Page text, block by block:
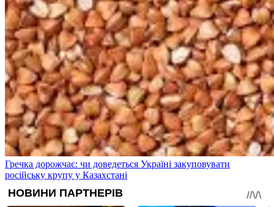
Гречка дорожчає: чи доведеться Україні закуповувати
російську крупу у Казахстані